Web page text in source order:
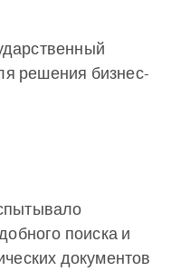
решения бизнес-
поиска и
документов